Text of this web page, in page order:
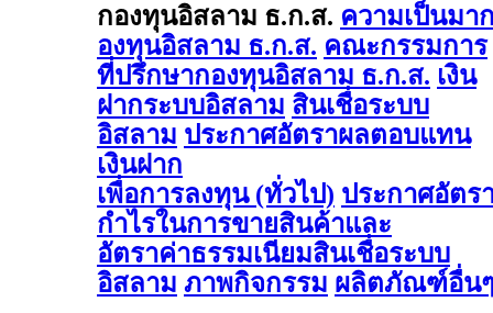
กองทุนอิสลาม ธ.ก.ส. ความเป็นมา
องทุนอิสลาม ธ.ก.ส. คณะกรรมการ
ที่ปรึกษากองทุนอิสลาม ธ.ก.ส. เงิน
ฝากระบบอิสลาม สินเชื่อระบบ
อิสลาม ประกาศอัตราผลตอบแทน
เงินฝาก
เพื่อการลงทุน (ทั่วไป) ประกาศอัตร
กำไรในการขายสินค้าและ
อัตราค่าธรรมเนียมสินเชื่อระบบ
อิสลาม ภาพกิจกรรม ผลิตภัณฑ์อื่น